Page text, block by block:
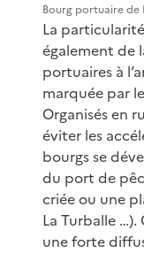
Bourg portuaire de
La
également de
portuaires à
marquée par
Organisés en
éviter les
bourgs se
du port de
criée ou une
La Turballe
une forte